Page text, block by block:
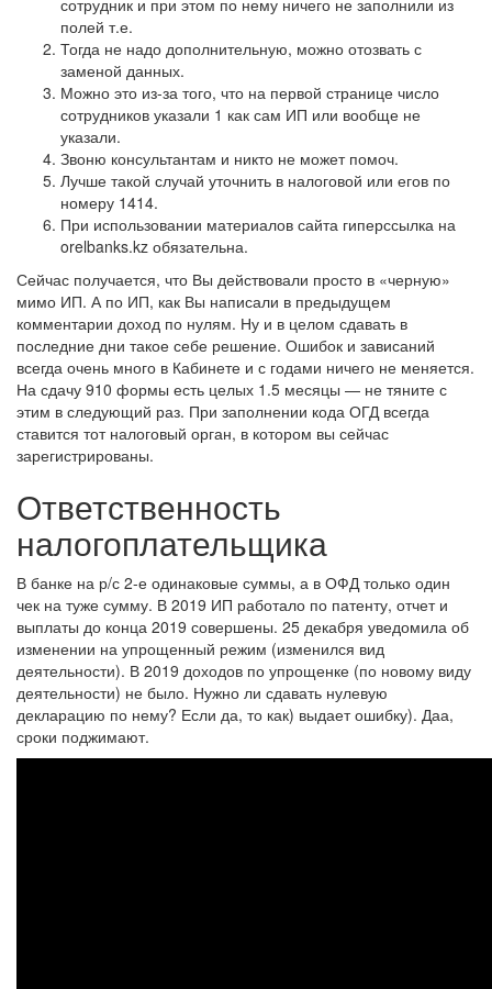
сотрудник и при этом по нему ничего не заполнили из
полей т.е.
Тогда не надо дополнительную, можно отозвать с
заменой данных.
Можно это из-за того, что на первой странице число
сотрудников указали 1 как сам ИП или вообще не
указали.
Звоню консультантам и никто не может помоч.
Лучше такой случай уточнить в налоговой или егов по
номеру 1414.
При использовании материалов сайта гиперссылка на
orelbanks.kz обязательна.
Сейчас получается, что Вы действовали просто в «черную»
мимо ИП. А по ИП, как Вы написали в предыдущем
комментарии доход по нулям. Ну и в целом сдавать в
последние дни такое себе решение. Ошибок и зависаний
всегда очень много в Кабинете и с годами ничего не меняется.
На сдачу 910 формы есть целых 1.5 месяцы — не тяните с
этим в следующий раз. При заполнении кода ОГД всегда
ставится тот налоговый орган, в котором вы сейчас
зарегистрированы.
Ответственность
налогоплательщика
В банке на р/с 2-е одинаковые суммы, а в ОФД только один
чек на туже сумму. В 2019 ИП работало по патенту, отчет и
выплаты до конца 2019 совершены. 25 декабря уведомила об
изменении на упрощенный режим (изменился вид
деятельности). В 2019 доходов по упрощенке (по новому виду
деятельности) не было. Нужно ли сдавать нулевую
декларацию по нему? Если да, то как) выдает ошибку). Даа,
сроки поджимают.